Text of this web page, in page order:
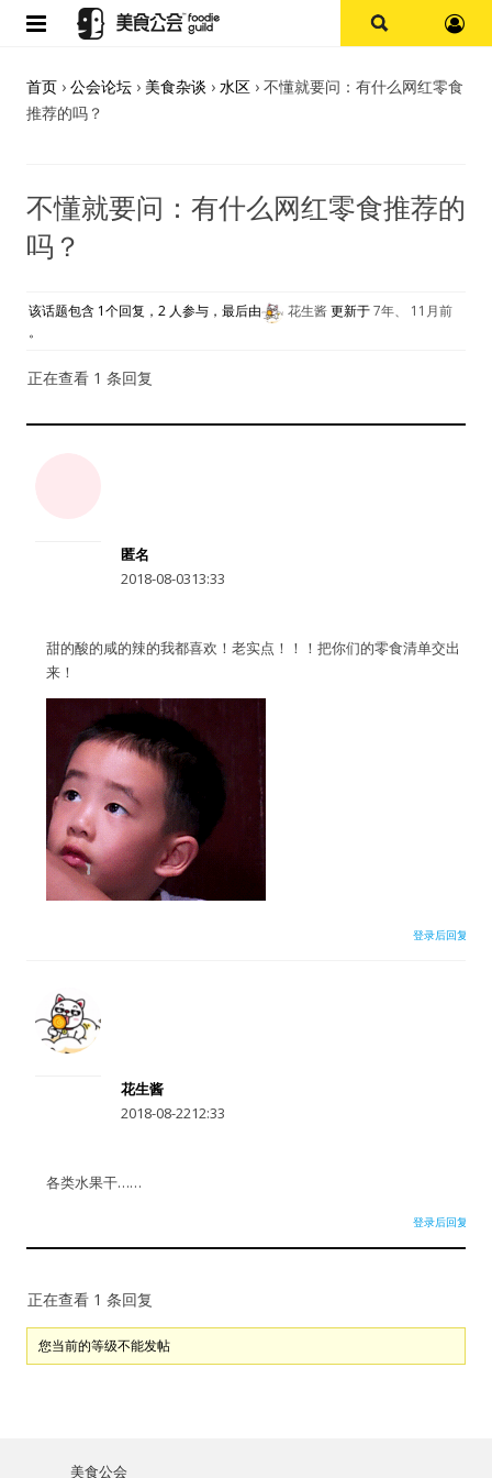
用户名或Email
密码
记住我的登录状态
公会活动
私家厨房
首页 › 公会论坛 › 美食杂谈 › 水区 › 不懂就要问：有什么网红零食
推荐的吗？
不懂就要问：有什么网红零食推荐的
吗？
该话题包含 1个回复，2 人参与，最后由 花生酱更新于7年、 11月前
。
正在查看 1 条回复
匿名
2018-08-0313:33
甜的酸的咸的辣的我都喜欢！老实点！！！把你们的零食清单交出
来！
登录后回复
花生酱
2018-08-2212:33
各类水果干……
登录后回复
正在查看 1 条回复
您当前的等级不能发帖
美食公会